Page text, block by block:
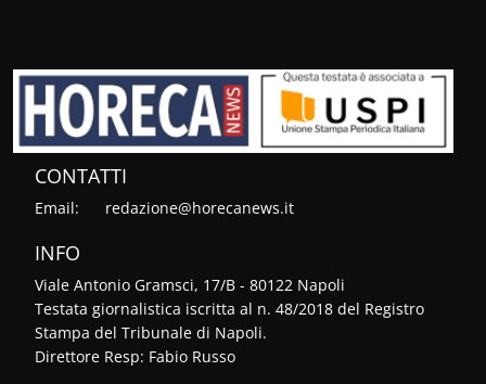
CONTATTI
Email: redazione@horecanews.it
INFO
Viale Antonio Gramsci, 17/B - 80122 Napoli
Testata giornalistica iscritta al n. 48/2018 del Registro
Stampa del Tribunale di Napoli.
Direttore Resp: Fabio Russo